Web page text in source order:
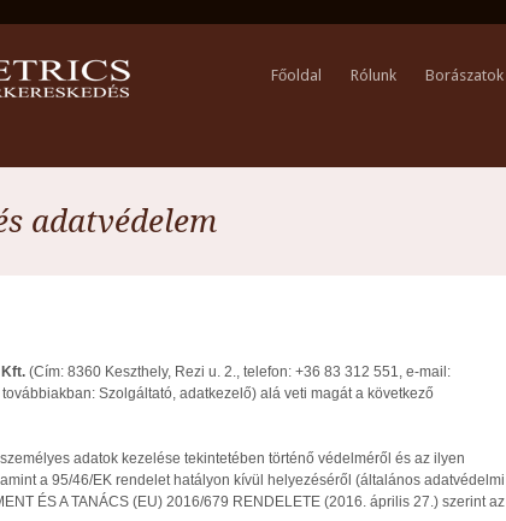
Főoldal Rólunk Borászatok
adatvédelem
(Cím: 8360 Keszthely, Rezi u. 2., telefon: +36 83 312 551, e-mail:
továbbiakban: Szolgáltató, adatkezelő) alá veti magát a következő
adatok kezelése tekintetében történő védelméről és az ilyen
a 95/46/EK rendelet hatályon kívül helyezéséről (általános adatvédelmi
ÉS A TANÁCS (EU) 2016/679 RENDELETE (2016. április 27.) szerint az